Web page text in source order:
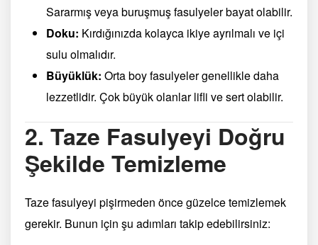
Sararmış veya buruşmuş fasulyeler bayat olabilir.
Doku: Kırdığınızda kolayca ikiye ayrılmalı ve içi
sulu olmalıdır.
Büyüklük: Orta boy fasulyeler genellikle daha
lezzetlidir. Çok büyük olanlar lifli ve sert olabilir.
2. Taze Fasulyeyi Doğru
Şekilde Temizleme
Taze fasulyeyi pişirmeden önce güzelce temizlemek
gerekir. Bunun için şu adımları takip edebilirsiniz: